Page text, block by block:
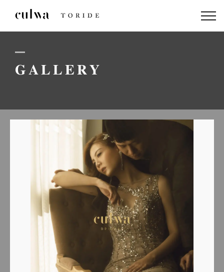
GALLERY
ABOUT US
PACKAGE
STAFF
GALLERY
BLOG
LINEでのお問い合わせはこちら